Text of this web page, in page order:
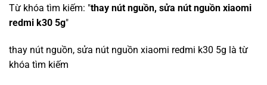
Từ khóa tìm kiếm: "thay nút nguồn, sửa nút nguồn xiaomi
redmi k30 5g"
thay nút nguồn, sửa nút nguồn xiaomi redmi k30 5g là từ
khóa tìm kiếm